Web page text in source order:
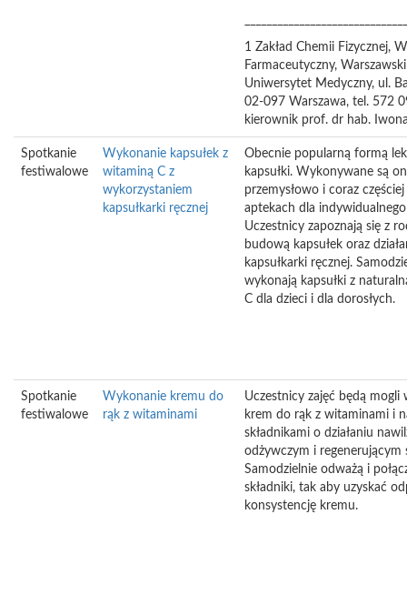
1 Zakład Chemii Fizycznej,
Farmaceutyczny, Warszawski
Uniwersytet Medyczny, ul.
02-097 Warszawa, tel. 572
kierownik prof. dr hab.
Spotkanie
festiwalowe
Wykonanie kapsułek z
witaminą C z
wykorzystaniem
kapsułkarki ręcznej
Obecnie popularną formą
kapsułki. Wykonywane są
przemysłowo i coraz
aptekach dla
Uczestnicy zapoznają się z
budową kapsułek oraz
kapsułkarki ręcznej.
wykonają kapsułki z
C dla dzieci i dla dorosłych.
Spotkanie
festiwalowe
Wykonanie kremu do
rąk z witaminami
Uczestnicy zajęć będą mogli
krem do rąk z witaminami i
składnikami o działaniu
odżywczym i regenerującym
Samodzielnie odważą i
składniki, tak aby uzyskać
konsystencję kremu.